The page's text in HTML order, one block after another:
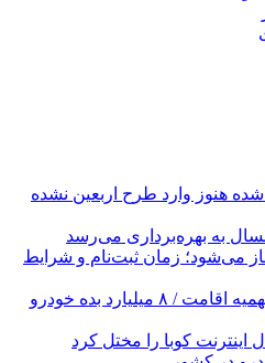
شده هنوز وارد طرح اربعین نشده
به بهره‌برداری می‌رسد
می‌شود؛ زمان ثبت‌نام و شرایط
کاسبی خارج‌نشین‌ها با سهمیه اقامت / ۸ میلیارد بده خودرو
کوبا را مختل کرد